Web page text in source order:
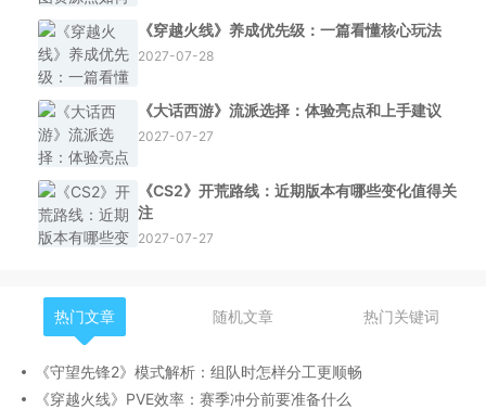
《穿越火线》养成优先级：一篇看懂核心玩法
2027-07-28
《大话西游》流派选择：体验亮点和上手建议
2027-07-27
《CS2》开荒路线：近期版本有哪些变化值得关
注
2027-07-27
热门文章 随机文章 热门关键词
《守望先锋2》模式解析：组队时怎样分工更顺畅
《穿越火线》PVE效率：赛季冲分前要准备什么